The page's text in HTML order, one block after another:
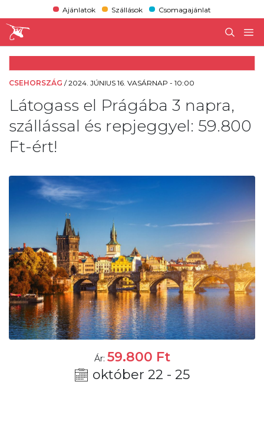
Ajánlatok Szállások Csomagajánlat
CSEHORSZÁG /2024. JÚNIUS 16. VASÁRNAP - 10:00
Látogass el Prágába 3 napra,
szállással és repjeggyel: 59.800
Ft-ért!
Ár: 59.800 Ft
október 22 - 25